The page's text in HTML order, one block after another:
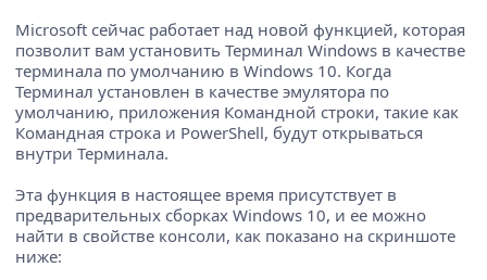
Microsoft сейчас работает над новой функцией, которая
позволит вам установить Терминал Windows в качестве
терминала по умолчанию в Windows 10. Когда
Терминал установлен в качестве эмулятора по
умолчанию, приложения Командной строки, такие как
Командная строка и PowerShell, будут открываться
внутри Терминала.
Эта функция в настоящее время присутствует в
предварительных сборках Windows 10, и ее можно
найти в свойстве консоли, как показано на скриншоте
ниже: